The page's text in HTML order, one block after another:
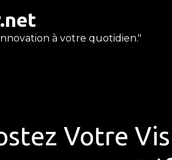
à votre quotidien."
Votre